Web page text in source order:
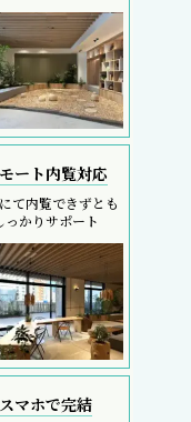
ート内覧対応
て内覧できずとも
っかりサポート
スマホで完結